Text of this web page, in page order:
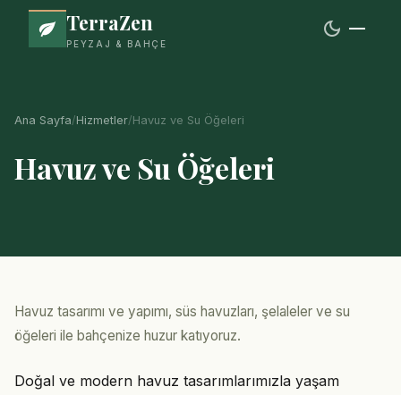
TerraZen
PEYZAJ & BAHÇE
dark_mode
Ana Sayfa/Hizmetler/Havuz ve Su Öğeleri
Havuz ve Su Öğeleri
Havuz tasarımı ve yapımı, süs havuzları, şelaleler ve su
öğeleri ile bahçenize huzur katıyoruz.
Doğal ve modern havuz tasarımlarımızla yaşam